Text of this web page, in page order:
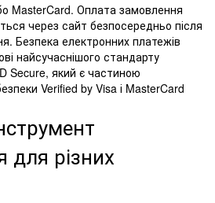
MasterCard. Оплата замовлення
через сайт безпосередньо після
Безпека електронних платежів
найсучаснішого стандарту
Secure, який є частиною
Verified by Visa і MasterCard
для різних